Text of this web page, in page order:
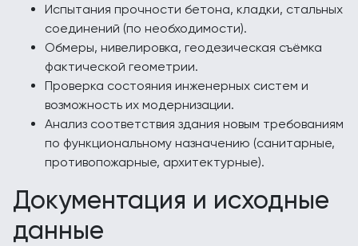
Испытания прочности бетона, кладки, стальных
соединений (по необходимости).
Обмеры, нивелировка, геодезическая съёмка
фактической геометрии.
Проверка состояния инженерных систем и
возможность их модернизации.
Анализ соответствия здания новым требованиям
по функциональному назначению (санитарные,
противопожарные, архитектурные).
Документация и исходные
данные